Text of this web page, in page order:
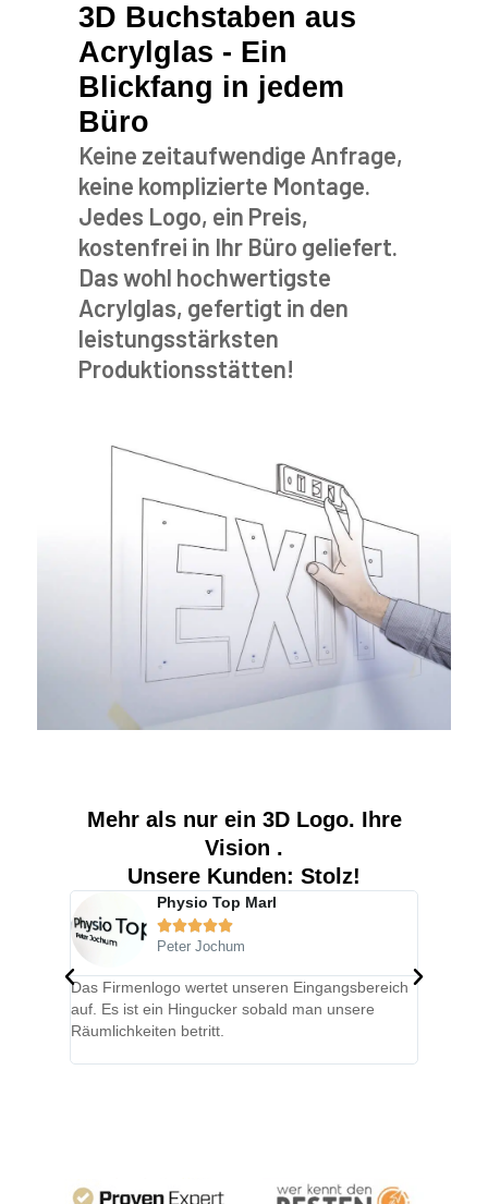
3D Buchstaben aus
Acrylglas - Ein
Blickfang in jedem
Büro
Keine zeitaufwendige Anfrage,
keine komplizierte Montage.
Jedes Logo, ein Preis,
kostenfrei in Ihr Büro geliefert.
Das wohl hochwertigste
Acrylglas, gefertigt in den
leistungsstärksten
Produktionsstätten!
Mehr als nur ein 3D Logo. Ihre
Vision .
Unsere Kunden: Stolz!
Physio Top Marl

Peter Jochum
Das Firmenlogo wertet unseren Eingangsbereich
auf. Es ist ein Hingucker sobald man unsere
Räumlichkeiten betritt.